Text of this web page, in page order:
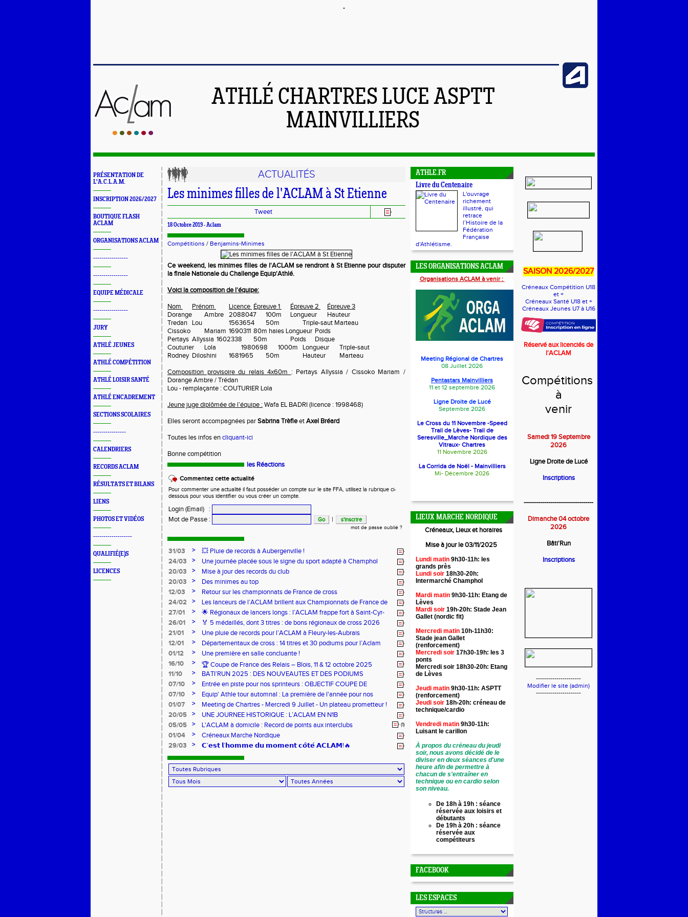
ATHLÉ CHARTRES LUCE ASPTT
MAINVILLIERS
PRÉSENTATION DE
L'A.C.L.A.M.
INSCRIPTION 2026/2027
BOUTIQUE FLASH
ACLAM
ORGANISATIONS ACLAM
-----------------
-----------------
EQUIPE MÉDICALE
-----------------
JURY
ATHLÉ JEUNES
ATHLÉ COMPÉTITION
ATHLÉ LOISIR SANTÉ
ATHLÉ ENCADREMENT
SECTIONS SCOLAIRES
----------------
CALENDRIERS
RECORDS ACLAM
RÉSULTATS ET BILANS
LIENS
PHOTOS ET VIDÉOS
-------------------
QUALIFIÉ(E)S
LICENCES
ACTUALITÉS
Les minimes filles de l'ACLAM à St Etienne
Tweet
18 Octobre 2019 -Aclam
Compétitions / Benjamins-Minimes
Ce weekend, les minimes filles de l'ACLAM se rendront à St Etienne pour disputer
la finale Nationale du Challenge Equip'Athlé.
Voici la composition de l'équipe:
Nom
Prénom Licence Épreuve 1 Épreuve 2
Épreuve 3
Dorange
Ambre 2088047 100m Longueur
Hauteur
Tredan Lou 1563654 50m
Triple-saut Marteau
Cissoko
Mariam 1690311 80m haies Longueur Poids
Pertays Allyssia 1602338 50m Poids
Disque
Couturier
Lola 1980698 1000m Longueur
Triple-saut
Rodney Diloshini 1681965 50m Hauteur
Marteau
Composition provisoire du relais 4x60m : Pertays Allyssia / Cissoko Mariam /
Dorange Ambre / Trédan
Lou - remplaçante : COUTURIER Lola
Jeune juge diplômée de l’équipe : Wafa EL BADRI (licence : 1998468)
Elles seront accompagnées parSabrina TrèfleetAxel Bréard
Toutes les infos encliquant-ici
Bonne compétition
les Réactions
Commentez cette actualité
Pour commenter une actualité il faut posséder un compte sur le site FFA, utilisez la rubrique ci-
dessous pour vous identifier ou vous créer un compte.
Login (Email)
:
Mot de Passe : |
mot de passe oublié ?
31/03 >
💥 Pluie de records à Aubergenville !
24/03
>
Une journée placée sous le signe du sport adapté à Champhol
20/03
>
Mise à jour des records du club
20/03
>
Des minimes au top
12/03
>
Retour sur les championnats de France de cross
24/02
>
Les lanceurs de l’ACLAM brillent aux Championnats de France de
Lancers Longs à Nice
27/01 >
🌟 Régionaux de lancers longs : l’ACLAM frappe fort à Saint-Cyr-
sur-Loire
26/01 >
🏅 5 médaillés, dont 3 titres : de bons régionaux de cross 2026
pour l’Aclam !
21/01 >
Une pluie de records pour l’ACLAM à Fleury-les-Aubrais
12/01
>
Départementaux de cross : 14 titres et 30 podiums pour l’Aclam
01/12
>
Une première en salle concluante !
16/10
>
🏆 Coupe de France des Relais – Blois, 11 & 12 octobre 2025
11/10
>
BATI’RUN 2025 : DES NOUVEAUTES ET DES PODIUMS
07/10
>
Entrée en piste pour nos sprinteurs : OBJECTIF COUPE DE
FRANCE !
07/10 >
Equip' Athle tour automnal : La première de l'année pour nos
jeunes !
01/07 >
Meeting de Chartres - Mercredi 9 Juillet - Un plateau prometteur !
20/05
>
UNE JOURNEE HISTORIQUE : L’ACLAM EN N1B
05/05
> L'ACLAM à domicile : Record de points aux interclubs (1)
01/04 >
Créneaux Marche Nordique
29/03
> 𝗖’𝗲𝘀𝘁 𝗹’𝗵𝗼𝗺𝗺𝗲 𝗱𝘂 𝗺𝗼𝗺𝗲𝗻𝘁 𝗰𝗼̂𝘁𝗲́ 𝗔𝗖𝗟𝗔𝗠!🔥
ATHLE.FR
Livre du Centenaire
L'ouvrage
richement
illustré, qui
retrace
l’Histoire de la
Fédération
Française
d'Athlétisme.
LES ORGANISATIONS ACLAM
Organisations ACLAM à venir :
Meeting Régional de Chartres
08 Juillet 2026
Pentastars Mainvilliers
11 et 12 septembre 2026
Ligne Droite de Lucé
Septembre 2026
Le Cross du 11 Novembre -Speed
Trail de Lèves- Trail de
Seresville_Marche Nordique des
Vitraux- Chartres
11 Novembre 2026
La Corrida de Noël - Mainvilliers
Mi- Décembre 2026
LIEUX MARCHE NORDIQUE
Créneaux, Lieux et horaires
Mise à jour le 03/11/2025
Lundi matin 9h30-11h: les
grands près
Lundi soir 18h30-20h:
Intermarché Champhol
Mardi matin 9h30-11h: Etang de
Lèves
Mardi soir 19h-20h: Stade Jean
Gallet (nordic fit)
Mercredi matin 10h-11h30:
Stade jean Gallet
(renforcement)
Mercredi soir 17h30-19h: les 3
ponts
Mercredi soir 18h30-20h: Etang
de Lèves
Jeudi matin 9h30-11h: ASPTT
(renforcement)
Jeudi soir 18h-20h: créneau de
technique/cardio
Vendredi matin 9h30-11h:
Luisant le carillon
À propos du créneau du jeudi
soir, nous avons décidé de le
diviser en deux séances d'une
heure afin de permettre à
chacun de s'entraîner en
technique ou en cardio selon
son niveau.
De 18h à 19h : séance
réservée aux loisirs et
débutants
De 19h à 20h : séance
réservée aux
compétiteurs
FACEBOOK
LES ESPACES
SAISON 2026/2027
Créneaux Compétition U18
et +
Créneaux Santé U18 et +
Créneaux Jeunes U7 à U16
Réservé aux licenciés de
l'ACLAM
Compétitions
à
venir
Samedi 19 Septembre
2026
Ligne Droite de Lucé
Inscriptions
----------------------------------
Dimanche 04 octobre
2026
Bâti'Run
Inscriptions
----------------------
Modifier le site (admin)
----------------------